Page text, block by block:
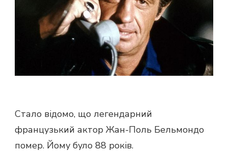
Стало відомо, що легендарний
французький актор Жан-Поль Бельмондо
помер. Йому було 88 років.